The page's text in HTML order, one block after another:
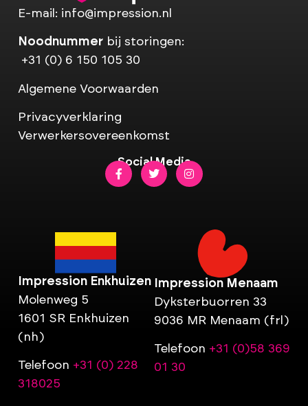
E-mail: info@impression.nl
Noodnummerbij storingen:
+31 (0) 6 150 105 30
Algemene Voorwaarden
Privacyverklaring
Verwerkersovereenkomst
Social Media
Impression Enkhuizen
Molenweg 5
1601 SR Enkhuizen
(nh)
Telefoon +31 (0) 228
318025
Impression Menaam
Dyksterbuorren 33
9036 MR Menaam (frl)
Telefoon +31 (0)58 369
01 30